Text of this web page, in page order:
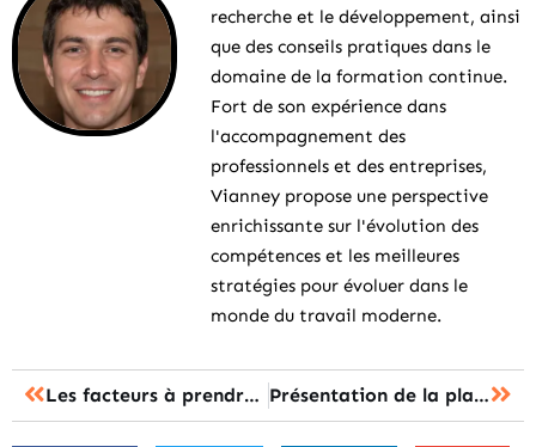
recherche et le développement, ainsi
que des conseils pratiques dans le
domaine de la formation continue.
Fort de son expérience dans
l'accompagnement des
professionnels et des entreprises,
Vianney propose une perspective
enrichissante sur l'évolution des
compétences et les meilleures
stratégies pour évoluer dans le
monde du travail moderne.
Les facteurs à prendre en compte dans le coût des études Présentation de la plateforme de concours Publinet